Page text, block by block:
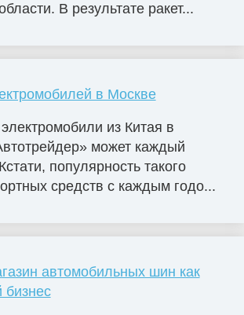
В результате ракет...
в Москве
из Китая в
может каждый
популярность такого
средств с каждым годо...
автомобильных шин как